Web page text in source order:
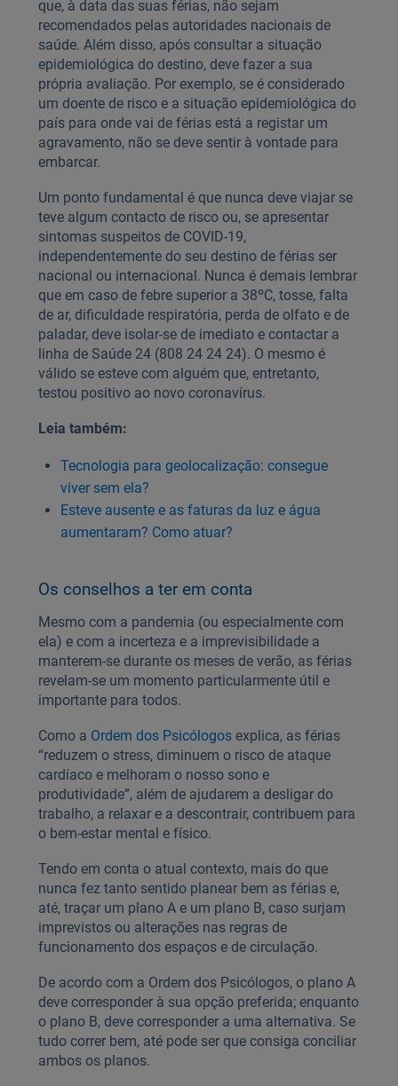
que, à data das suas férias, não sejam
recomendados pelas autoridades nacionais de
saúde. Além disso, após consultar a situação
epidemiológica do destino, deve fazer a sua
própria avaliação. Por exemplo, se é considerado
um doente de risco e a situação epidemiológica do
país para onde vai de férias está a registar um
agravamento, não se deve sentir à vontade para
embarcar.
Um ponto fundamental é que nunca deve viajar se
teve algum contacto de risco ou, se apresentar
sintomas suspeitos de COVID-19,
independentemente do seu destino de férias ser
nacional ou internacional. Nunca é demais lembrar
que em caso de febre superior a 38ºC, tosse, falta
de ar, dificuldade respiratória, perda de olfato e de
paladar, deve isolar-se de imediato e contactar a
linha de Saúde 24 (808 24 24 24). O mesmo é
válido se esteve com alguém que, entretanto,
testou positivo ao novo coronavírus.
Leia também:
Tecnologia para geolocalização: consegue
viver sem ela?
Esteve ausente e as faturas da luz e água
aumentaram? Como atuar?
Os conselhos a ter em conta
Mesmo com a pandemia (ou especialmente com
ela) e com a incerteza e a imprevisibilidade a
manterem-se durante os meses de verão, as férias
revelam-se um momento particularmente útil e
importante para todos.
Como a Ordem dos Psicólogosexplica, as férias
“reduzem o stress, diminuem o risco de ataque
cardíaco e melhoram o nosso sono e
produtividade”, além de ajudarem a desligar do
trabalho, a relaxar e a descontrair, contribuem para
o bem-estar mental e físico.
Tendo em conta o atual contexto, mais do que
nunca fez tanto sentido planear bem as férias e,
até, traçar um plano A e um plano B, caso surjam
imprevistos ou alterações nas regras de
funcionamento dos espaços e de circulação.
De acordo com a Ordem dos Psicólogos, o plano A
deve corresponder à sua opção preferida; enquanto
o plano B, deve corresponder a uma alternativa. Se
tudo correr bem, até pode ser que consiga conciliar
ambos os planos.